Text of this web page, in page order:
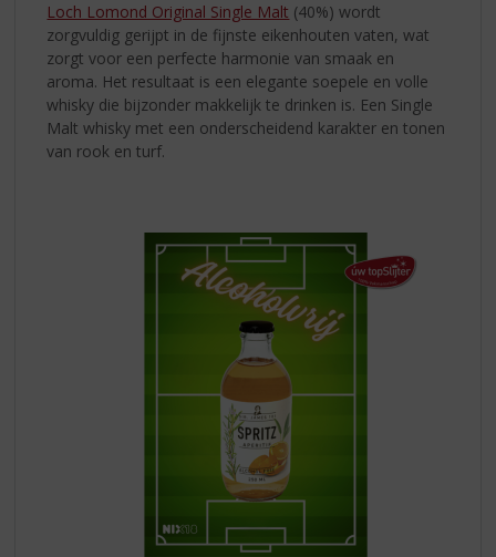
Loch Lomond Original Single Malt (40%) wordt
zorgvuldig gerijpt in de fijnste eikenhouten vaten, wat
zorgt voor een perfecte harmonie van smaak en
aroma. Het resultaat is een elegante soepele en volle
whisky die bijzonder makkelijk te drinken is. Een Single
Malt whisky met een onderscheidend karakter en tonen
van rook en turf.